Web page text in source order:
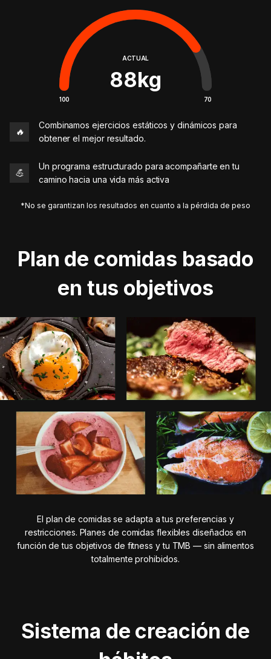
ACTUAL
88kg
100 70
🔥
Combinamos ejercicios estáticos y dinámicos para
obtener el mejor resultado.
💪
Un programa estructurado para acompañarte en tu
camino hacia una vida más activa
*No se garantizan los resultados en cuanto a la pérdida de peso
Plan de comidas basado
en tus objetivos
El plan de comidas se adapta a tus preferencias y
restricciones. Planes de comidas flexibles diseñados en
función de tus objetivos de fitness y tu TMB — sin alimentos
totalmente prohibidos.
Sistema de creación de